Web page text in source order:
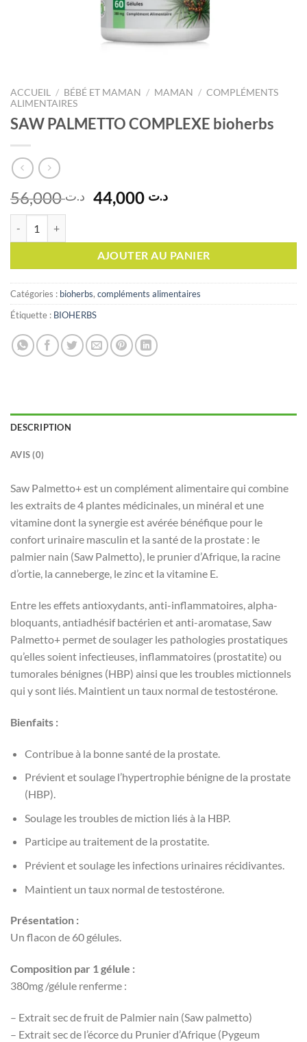
ACCUEIL / BÉBÉ ET MAMAN / MAMAN / COMPLÉMENTS
ALIMENTAIRES
SAW PALMETTO COMPLEXE bioherbs
د.ت56,000
Le
prix
était :
د.ت 56,000.
د.تLe
est :
AJOUTER AU PANIER
Catégories : bioherbs, compléments alimentaires
Étiquette : BIOHERBS
DESCRIPTION
AVIS (0)
Saw Palmetto+ est un complément alimentaire qui combine
les extraits de 4 plantes médicinales, un minéral et une
vitamine dont la synergie est avérée bénéfique pour le
confort urinaire masculin et la santé de la prostate : le
palmier nain (Saw Palmetto), le prunier d’Afrique, la racine
d’ortie, la canneberge, le zinc et la vitamine E.
Entre les effets antioxydants, anti-inflammatoires, alpha-
bloquants, antiadhésif bactérien et anti-aromatase, Saw
Palmetto+ permet de soulager les pathologies prostatiques
qu’elles soient infectieuses, inflammatoires (prostatite) ou
tumorales bénignes (HBP) ainsi que les troubles mictionnels
qui y sont liés. Maintient un taux normal de testostérone.
Bienfaits :
Contribue à la bonne santé de la prostate.
Prévient et soulage l’hypertrophie bénigne de la prostate
(HBP).
Soulage les troubles de miction liés à la HBP.
Participe au traitement de la prostatite.
Prévient et soulage les infections urinaires récidivantes.
Maintient un taux normal de testostérone.
Présentation :
Un flacon de 60 gélules.
Composition par 1 gélule :
380mg /gélule renferme :
– Extrait sec de fruit de Palmier nain (Saw palmetto)
– Extrait sec de l’écorce du Prunier d’Afrique (Pygeum